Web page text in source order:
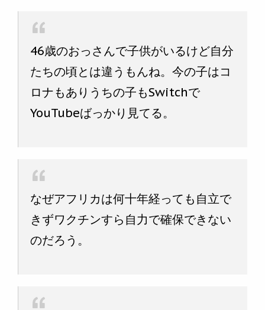
46歳のおっさんで子供がいるけど自分
たちの頃とは違うもんね。今の子はコ
ロナもありうちの子もSwitchで
YouTubeばっかり見てる。
なぜアフリカは何十年経っても自立で
きずワクチンすら自力で確保できない
のだろう。